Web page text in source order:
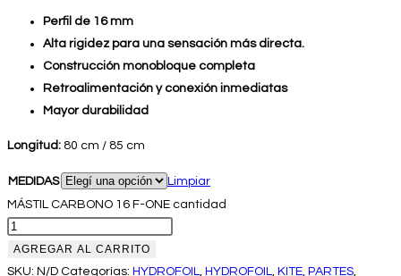
Perfil de 16 mm
Alta rigidez para una sensación más directa.
Construcción monobloque completa
Retroalimentación y conexión inmediatas
Mayor durabilidad
Longitud: 80 cm / 85 cm
MEDIDAS
Limpiar
MÁSTIL CARBONO 16 F-ONE cantidad
AGREGAR AL CARRITO
SKU: N/D Categorías: HYDROFOIL, HYDROFOIL, KITE, PARTES,